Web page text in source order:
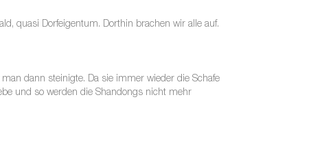
quasi Dorfeigentum. Dorthin brachen wir alle auf.
dann steinigte. Da sie immer wieder die Schafe
und so werden die Shandongs nicht mehr